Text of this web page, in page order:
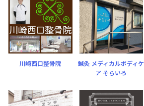
川崎西口整骨院
鍼灸 メディカルボディケ
ア そらいろ